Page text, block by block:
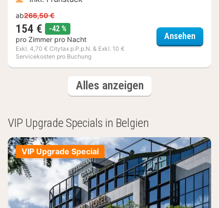
ab266,50 €
154 € -42 %
pro Zimmer pro Nacht
Exkl. 4,70 € Citytax p.P.p.N. & Exkl. 10 €
Servicekosten pro Buchung
Ansehen
Alles anzeigenHotels
VIP Upgrade Specials in Belgien
VIP Upgrade Special